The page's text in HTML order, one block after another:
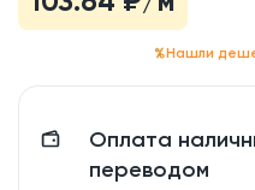
Нашли
Оплата
переводом